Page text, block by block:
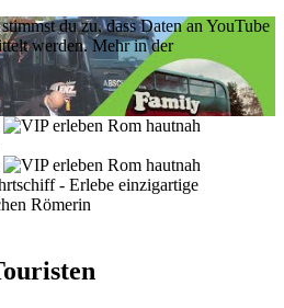
du zu, dass Daten an YouTube
werden. Mehr in der